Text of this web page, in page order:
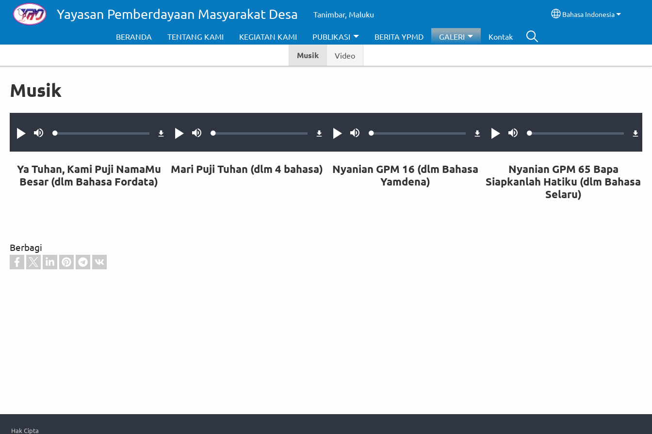
Skip to main contentYayasan Pemberdayaan Masyarakat Desa Tanimbar, Maluku Select your language
Bahasa Indonesia
BERANDA TENTANG KAMI KEGIATAN KAMI PUBLIKASI BERITA YPMD GALERI
Musik Video
Kontak
Musik
PutarBisu Loaded:
Ya Tuhan, Kami Puji NamaMu
Besar (dlm Bahasa Fordata)
PutarBisu Loaded:
Mari Puji Tuhan (dlm 4 bahasa)
PutarBisu Loaded:
Nyanian GPM 16 (dlm Bahasa
Yamdena)
PutarBisu Loaded:
Nyanian GPM 65 Bapa
Siapkanlah Hatiku (dlm Bahasa
Selaru)
Berbagi
Hak Cipta